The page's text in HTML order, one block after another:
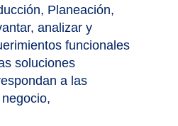
Planeación,
analizar y
funcionales
soluciones
a las
del negocio,